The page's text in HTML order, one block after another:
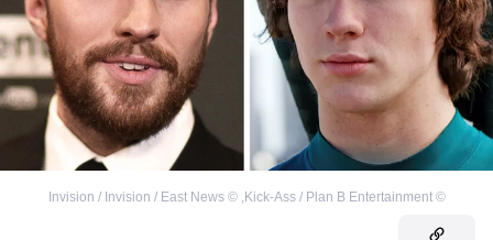
©
Kick-Ass / Plan B Entertainment
,
©
Invision / Invision / East News